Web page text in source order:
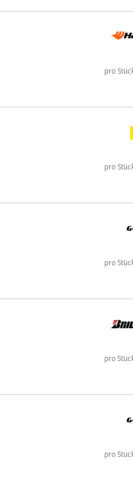
pro
pro
pro
pro
pro